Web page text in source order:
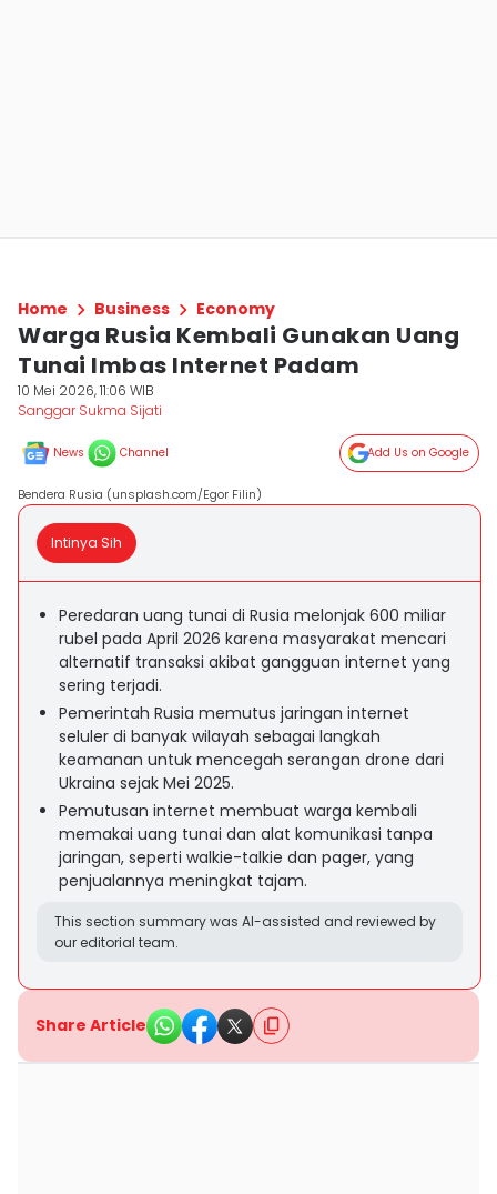
Home Business Economy
Warga Rusia Kembali Gunakan Uang
Tunai Imbas Internet Padam
10 Mei 2026, 11:06 WIB
Sanggar Sukma Sijati
News Channel Add Us on Google
Bendera Rusia (unsplash.com/Egor Filin)
Intinya Sih
Peredaran uang tunai di Rusia melonjak 600 miliar
rubel pada April 2026 karena masyarakat mencari
alternatif transaksi akibat gangguan internet yang
sering terjadi.
Pemerintah Rusia memutus jaringan internet
seluler di banyak wilayah sebagai langkah
keamanan untuk mencegah serangan drone dari
Ukraina sejak Mei 2025.
Pemutusan internet membuat warga kembali
memakai uang tunai dan alat komunikasi tanpa
jaringan, seperti walkie-talkie dan pager, yang
penjualannya meningkat tajam.
This section summary was AI-assisted and reviewed by
our editorial team.
Share Article